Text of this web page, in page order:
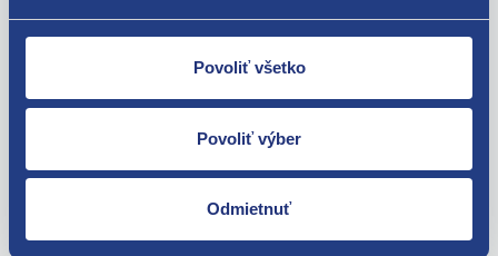
Povoliť všetko
Povoliť výber
Odmietnuť
Máme tisíce spokojných zákazníkov.
Pozrite sa na ichrecenzie.